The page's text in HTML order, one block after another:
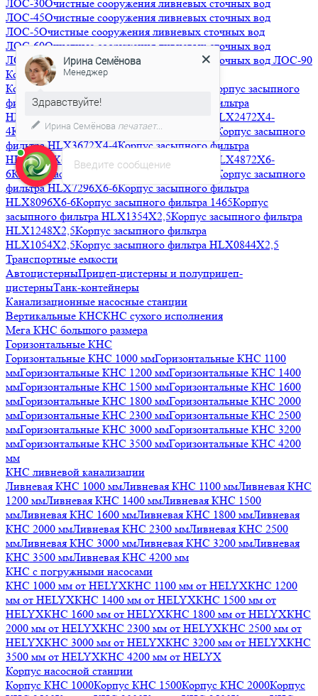
ЛОС-30Очистные сооружения ливневых сточных вод
ЛОС-45Очистные сооружения ливневых сточных вод
ЛОС-5Очистные сооружения ливневых сточных вод
ЛОС-60Очистные сооружения ливневых сточных вод
ЛОС-75Очистные сооружения ливневых сточных вод ЛОС-90
Корпуса фильтров засыпного типа
Корпус засыпного фильтра HLX1665X4-4
Корпус засыпного
фильтра HLX1865X4-4
Корпус засыпного фильтра
HLX2162X4-4
Корпус засыпного фильтра HLX2472X4-
4Корпус засыпного фильтра HLX3072X4-4
Корпус засыпного
фильтра HLX3672X4-4Корпус засыпного фильтра
HLX4272X6-6Корпус засыпного фильтра HLX4872X6-
6Корпус засыпного фильтра HLX6386X6-6
Корпус засыпного
фильтра HLX7296X6-6Корпус засыпного фильтра
HLX8096X6-6Корпус засыпного фильтра 1465Корпус
засыпного фильтра HLX1354X2,5Корпус засыпного фильтра
HLX1248X2,5Корпус засыпного фильтра
HLX1054X2,5Корпус засыпного фильтра HLX0844X2,5
Транспортные емкости
АвтоцистерныПрицеп-цистерны и полуприцеп-
цистерныТанк-контейнеры
Канализационные насосные станции
Вертикальные КНСКНС сухого исполнения
Мега КНС большого размера
Горизонтальные КНС
Горизонтальные КНС 1000 ммГоризонтальные КНС 1100
ммГоризонтальные КНС 1200 ммГоризонтальные КНС 1400
ммГоризонтальные КНС 1500 ммГоризонтальные КНС 1600
ммГоризонтальные КНС 1800 ммГоризонтальные КНС 2000
ммГоризонтальные КНС 2300 ммГоризонтальные КНС 2500
ммГоризонтальные КНС 3000 ммГоризонтальные КНС 3200
ммГоризонтальные КНС 3500 ммГоризонтальные КНС 4200
мм
КНС ливневой канализации
Ливневая КНС 1000 ммЛивневая КНС 1100 ммЛивневая КНС
1200 ммЛивневая КНС 1400 ммЛивневая КНС 1500
ммЛивневая КНС 1600 ммЛивневая КНС 1800 ммЛивневая
КНС 2000 ммЛивневая КНС 2300 ммЛивневая КНС 2500
ммЛивневая КНС 3000 ммЛивневая КНС 3200 ммЛивневая
КНС 3500 ммЛивневая КНС 4200 мм
КНС с погружными насосами
КНС 1000 мм от HELYXКНС 1100 мм от HELYXКНС 1200
мм от HELYXКНС 1400 мм от HELYXКНС 1500 мм от
HELYXКНС 1600 мм от HELYXКНС 1800 мм от HELYXКНС
2000 мм от HELYXКНС 2300 мм от HELYXКНС 2500 мм от
HELYXКНС 3000 мм от HELYXКНС 3200 мм от HELYXКНС
3500 мм от HELYXКНС 4200 мм от HELYX
Корпус насосной станции
Корпус КНС 1000Корпус КНС 1500Корпус КНС 2000Корпус
Введите сообщение
Ирина Семёнова
Менеджер
Здравствуйте!
Мы подготовили для Вас
специальное предложение!